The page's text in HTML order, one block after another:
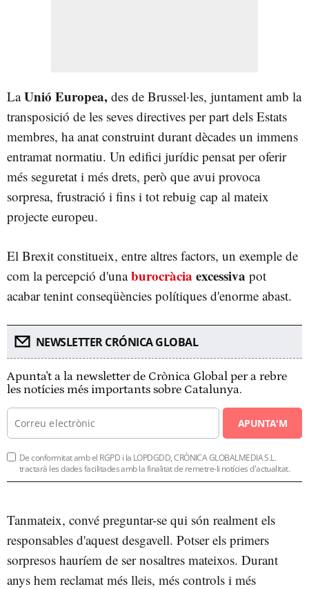
LaUnió Europea, des de Brussel·les, juntament amb la
transposició de les seves directives per part dels Estats
membres, ha anat construint durant dècades un immens
entramat normatiu. Un edifici jurídic pensat per oferir
més seguretat i més drets, però que avui provoca
sorpresa, frustració i fins i tot rebuig cap al mateix
projecte europeu.
El Brexit constitueix, entre altres factors, un exemple de
com la percepció d'unaburocràcia excessiva pot
acabar tenint conseqüències polítiques d'enorme abast.
NEWSLETTER CRÓNICA GLOBAL
Apunta't a la newsletter de Crònica Global per a rebre
les notícies més importants sobre Catalunya.
APUNTA'M
De conformitat amb el RGPD i la LOPDGDD, CRÒNICA GLOBALMEDIA S.L.
tractarà les dades facilitades amb la finalitat de remetre-li notícies d'actualitat.
Tanmateix, convé preguntar-se qui són realment els
responsables d'aquest desgavell. Potser els primers
sorpresos hauríem de ser nosaltres mateixos. Durant
anys hem reclamat més lleis, més controls i més